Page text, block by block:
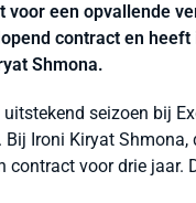
voor een opvallende
contract en
Shmona.
seizoen bij
Ironi Kiryat
contract voor drie